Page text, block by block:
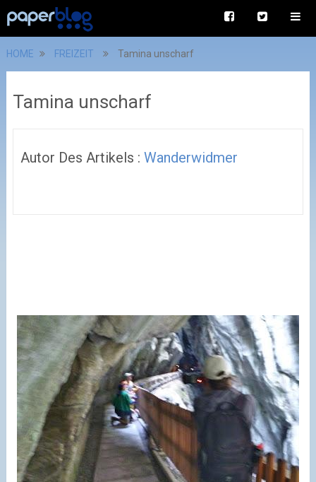
HOME FREIZEIT Tamina unscharf
Tamina unscharf
Autor Des Artikels : Wanderwidmer